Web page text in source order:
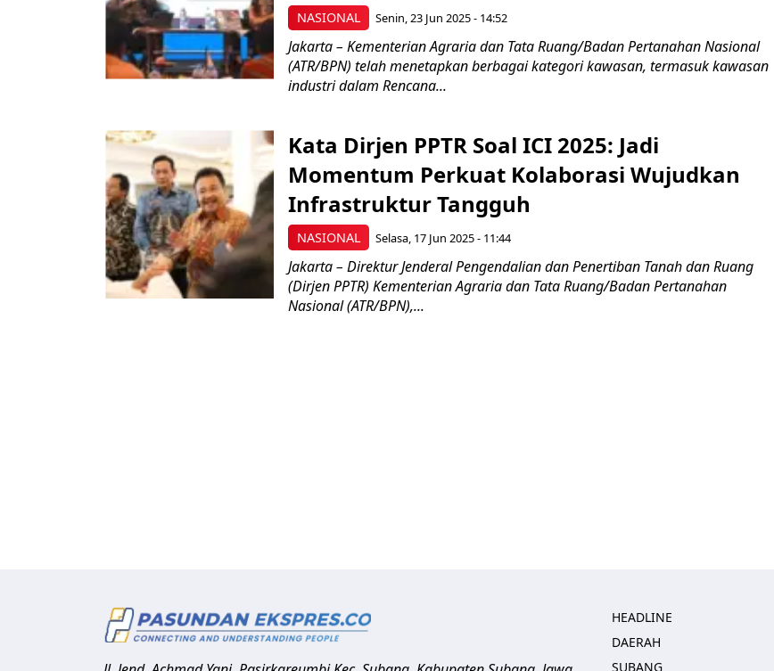
NASIONAL Senin, 23 Jun 2025 - 14:52
Jakarta – Kementerian Agraria dan Tata Ruang/Badan Pertanahan Nasional
(ATR/BPN) telah menetapkan berbagai kategori kawasan, termasuk kawasan
industri dalam Rencana...
NASIONAL
Kata Dirjen PPTR Soal ICI 2025: Jadi
Momentum Perkuat Kolaborasi Wujudkan
Infrastruktur Tangguh
Selasa, 17 Jun 2025 - 11:44
Jakarta – Direktur Jenderal Pengendalian dan Penertiban Tanah dan Ruang
(Dirjen PPTR) Kementerian Agraria dan Tata Ruang/Badan Pertanahan
Nasional (ATR/BPN),...
HEADLINE
DAERAH
SUBANG